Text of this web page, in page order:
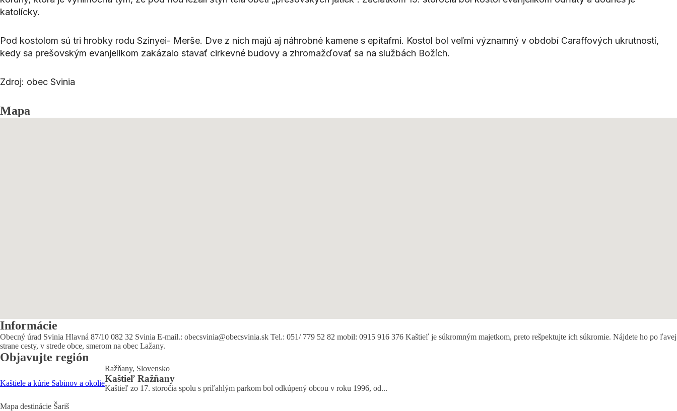
katolícky.
Pod kostolom sú tri hrobky rodu Szinyei- Merše. Dve z nich majú aj náhrobné kamene s epitafmi. Kostol bol veľmi významný v období Caraffových ukrutností,
kedy sa prešovským evanjelikom zakázalo stavať cirkevné budovy a zhromažďovať sa na službách Božích.
Zdroj: obec Svinia
Mapa
Informácie
Obecný úrad Svinia Hlavná 87/10 082 32 Svinia E-mail.: obecsvinia@obecsvinia.sk Tel.: 051/ 779 52 82 mobil: 0915 916 376 Kaštieľ je súkromným majetkom, preto rešpektujte ich súkromie. Nájdete ho po ľavej
strane cesty, v strede obce, smerom na obec Lažany.
Objavujte región
Kaštiele a kúrie Sabinov a okolie
Ražňany, Slovensko
Kaštieľ Ražňany
Kaštieľ zo 17. storočia spolu s priľahlým parkom bol odkúpený obcou v roku 1996, od...
Mapa destinácie Šariš